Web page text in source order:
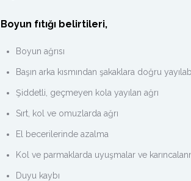
Boyun fıtığı belirtileri,
Boyun ağrısı
Başın arka kısmından şakaklara doğru
Şiddetli, geçmeyen kola yayılan ağrı
Sırt, kol ve omuzlarda ağrı
El becerilerinde azalma
Kol ve parmaklarda uyuşmalar ve
Duyu kaybı